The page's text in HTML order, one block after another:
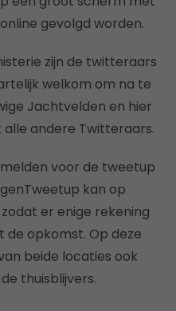
gevolgd worden.
zijn de twitteraars
welkom om na te
Jachtvelden en hier
andere Twitteraars.
voor de tweetup
kan op
zodat er enige rekening
de opkomst. Op deze
beide locaties ook
thuisblijvers.